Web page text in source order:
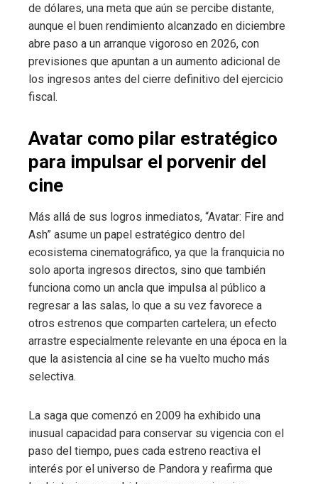
de dólares, una meta que aún se percibe distante,
aunque el buen rendimiento alcanzado en diciembre
abre paso a un arranque vigoroso en 2026, con
previsiones que apuntan a un aumento adicional de
los ingresos antes del cierre definitivo del ejercicio
fiscal.
Avatar como pilar estratégico
para impulsar el porvenir del
cine
Más allá de sus logros inmediatos, “Avatar: Fire and
Ash” asume un papel estratégico dentro del
ecosistema cinematográfico, ya que la franquicia no
solo aporta ingresos directos, sino que también
funciona como un ancla que impulsa al público a
regresar a las salas, lo que a su vez favorece a
otros estrenos que comparten cartelera; un efecto
arrastre especialmente relevante en una época en la
que la asistencia al cine se ha vuelto mucho más
selectiva.
La saga que comenzó en 2009 ha exhibido una
inusual capacidad para conservar su vigencia con el
paso del tiempo, pues cada estreno reactiva el
interés por el universo de Pandora y reafirma que